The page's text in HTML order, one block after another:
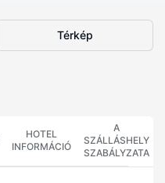
Térkép
HOTEL
INFORMÁCIÓ
A
SZÁLLÁSHELY
SZABÁLYZATA